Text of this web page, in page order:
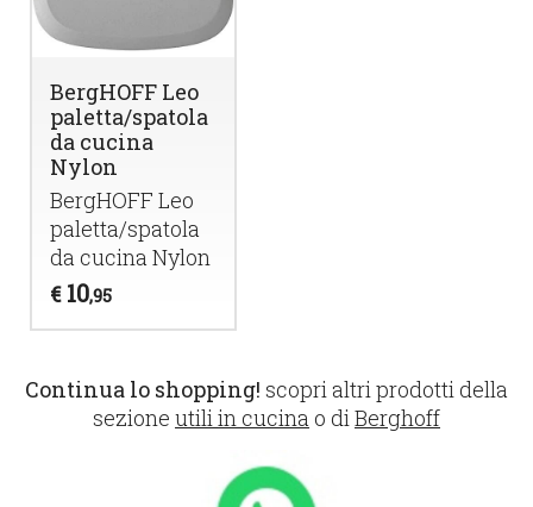
BergHOFF Leo
paletta/spatola
da cucina
Nylon
BergHOFF Leo
paletta/spatola
da cucina Nylon
€ 10,95
Continua lo shopping! scopri altri prodotti della
sezione utili in cucina o diBerghoff